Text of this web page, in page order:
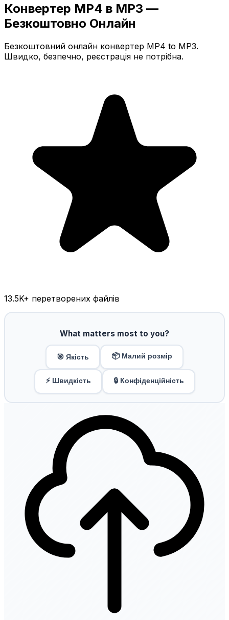
Конвертер MP4 в MP3 —
Безкоштовно Онлайн
Безкоштовний онлайн конвертер MP4 to MP3.
Швидко, безпечно, реєстрація не потрібна.
13.5K+ перетворених файлів
What matters most to you?
🎯 Якість 📦 Малий розмір
⚡ Швидкість 🔒 Конфіденційність